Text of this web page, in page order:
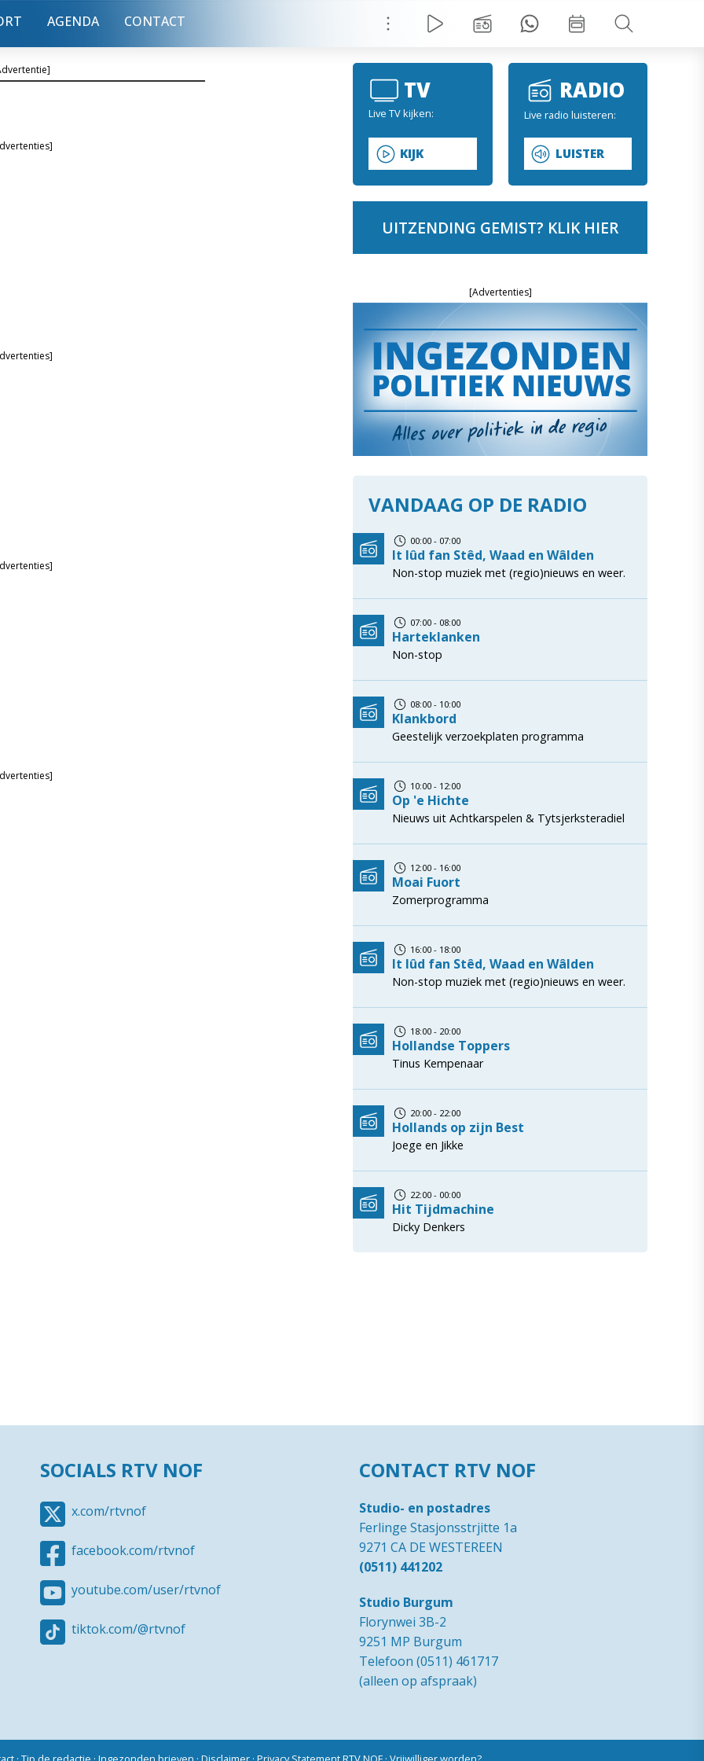
AGENDA CONTACT
TV
Live TV kijken:
KIJK
RADIO
Live radio luisteren:
LUISTER
UITZENDING GEMIST? KLIK HIER
[Advertenties]
VANDAAG OP DE RADIO
00:00 - 07:00
It lûd fan Stêd, Waad en Wâlden
Non-stop muziek met (regio)nieuws en weer.
07:00 - 08:00
Harteklanken
Non-stop
08:00 - 10:00
Klankbord
Geestelijk verzoekplaten programma
10:00 - 12:00
Op 'e Hichte
Nieuws uit Achtkarspelen & Tytsjerksteradiel
12:00 - 16:00
Moai Fuort
Zomerprogramma
16:00 - 18:00
It lûd fan Stêd, Waad en Wâlden
Non-stop muziek met (regio)nieuws en weer.
18:00 - 20:00
Hollandse Toppers
Tinus Kempenaar
20:00 - 22:00
Hollands op zijn Best
Joege en Jikke
22:00 - 00:00
Hit Tijdmachine
Dicky Denkers
SOCIALS RTV NOF
x.com/rtvnof
facebook.com/rtvnof
youtube.com/user/rtvnof
tiktok.com/@rtvnof
CONTACT RTV NOF
Studio- en postadres
Ferlinge Stasjonsstrjitte 1a
9271 CA DE WESTEREEN
(0511) 441202
Studio Burgum
Florynwei 3B-2
9251 MP Burgum
Telefoon (0511) 461717
(alleen op afspraak)